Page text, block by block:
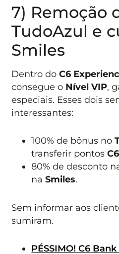
7) Remoção
TudoAzul e
Smiles
Dentro do C6
consegue o Nível VIP,
especiais. Esses dois
interessantes:
100% de bônus no
transferir pontos
80% de desconto
naSmiles.
Sem informar aos
sumiram.
PÉSSIMO! C6